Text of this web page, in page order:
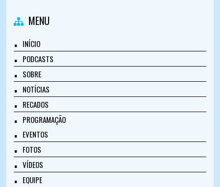
MENU
INÍCIO
PODCASTS
SOBRE
NOTÍCIAS
RECADOS
PROGRAMAÇÃO
EVENTOS
FOTOS
VÍDEOS
EQUIPE